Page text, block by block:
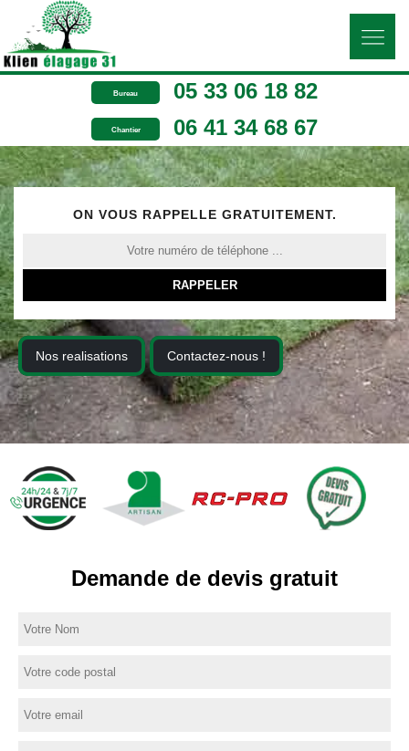
Bureau 05 33 06 18 82
Chantier 06 41 34 68 67
ON VOUS RAPPELLE GRATUITEMENT.
Nos realisations Contactez-nous !
Demande de devis gratuit